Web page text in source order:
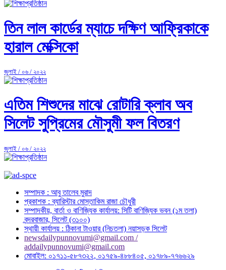
তিন লাল কার্ডের ম্যাচে দক্ষিণ আফ্রিকাকে
হারাল মেক্সিকো
জুলাই / ০৬ / ২০২২
এতিম শিশুদের মাঝে রোটারি ক্লাব অব
সিলেট সুপ্রিমের মৌসুমী ফল বিতরণ
জুলাই / ০৬ / ২০২২
সম্পাদক : আবু তালেব মুরাদ
প্রকাশক : ব্যারিস্টার মোস্তাকিম রাজা চৌধুরী
সম্পাদকীয়, বার্তা ও বাণিজ্যিক কার্যালয়: সিটি বাণিজ্যিক ভবন (১ম তলা)
বন্দরবাজার, সিলেট (৩১০০)
স্থায়ী কার্যালয় : ঠিকানা টাওয়ার (নিচতলা) নয়াসড়ক সিলেট
newsdailypunnovumi@gmail.com /
addailypunnovumi@gmail.com
মোবাইল: ০১৭১১-৫৮৭৩২২, ০১৭৫৯-৪৮৮৪০৫, ০১৭৮৯-৭৭৬৬২৯